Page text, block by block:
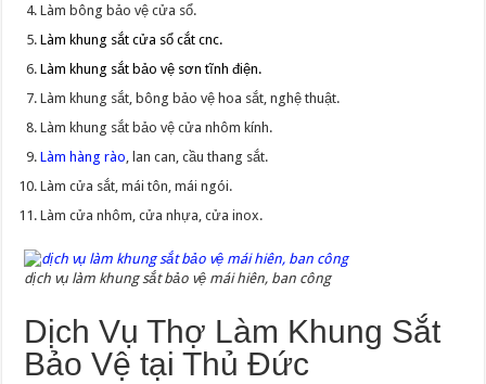
Làm bông bảo vệ cửa sổ.
Làm khung sắt cửa sổ cắt cnc.
Làm khung sắt bảo vệ sơn tĩnh điện.
Làm khung sắt, bông bảo vệ hoa sắt, nghệ thuật.
Làm khung sắt bảo vệ cửa nhôm kính.
Làm hàng rào , lan can, cầu thang sắt.
Làm cửa sắt, mái tôn, mái ngói.
Làm cửa nhôm, cửa nhựa, cửa inox.
dịch vụ làm khung sắt bảo vệ mái hiên, ban công
Dịch Vụ Thợ Làm Khung Sắt
Bảo Vệ tại Thủ Đức